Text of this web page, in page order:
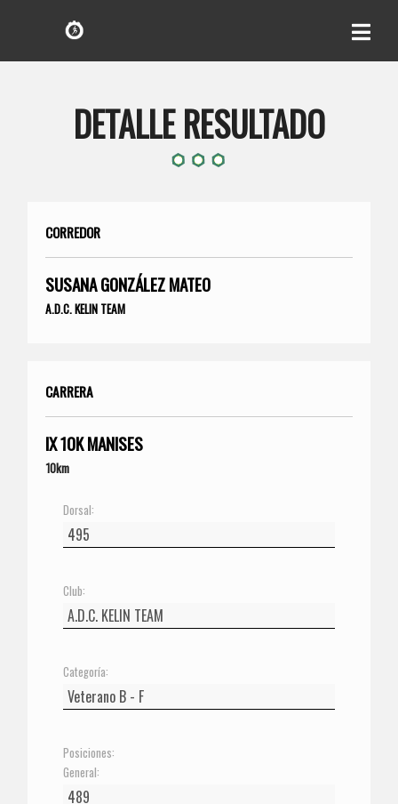
DETALLE RESULTADO
CORREDOR
SUSANA GONZÁLEZ MATEO
A.D.C. KELIN TEAM
CARRERA
IX 10K MANISES
10km
Dorsal:
Club:
Categoría:
Posiciones:
General: